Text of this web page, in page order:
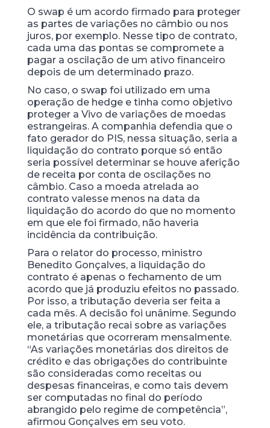
O swap é um acordo firmado para proteger
as partes de variações no câmbio ou nos
juros, por exemplo. Nesse tipo de contrato,
cada uma das pontas se compromete a
pagar a oscilação de um ativo financeiro
depois de um determinado prazo.
No caso, o swap foi utilizado em uma
operação de hedge e tinha como objetivo
proteger a Vivo de variações de moedas
estrangeiras. A companhia defendia que o
fato gerador do PIS, nessa situação, seria a
liquidação do contrato porque só então
seria possível determinar se houve aferição
de receita por conta de oscilações no
câmbio. Caso a moeda atrelada ao
contrato valesse menos na data da
liquidação do acordo do que no momento
em que ele foi firmado, não haveria
incidência da contribuição.
Para o relator do processo, ministro
Benedito Gonçalves, a liquidação do
contrato é apenas o fechamento de um
acordo que já produziu efeitos no passado.
Por isso, a tributação deveria ser feita a
cada mês. A decisão foi unânime. Segundo
ele, a tributação recai sobre as variações
monetárias que ocorreram mensalmente.
“As variações monetárias dos direitos de
crédito e das obrigações do contribuinte
são consideradas como receitas ou
despesas financeiras, e como tais devem
ser computadas no final do período
abrangido pelo regime de competência”,
afirmou Gonçalves em seu voto.